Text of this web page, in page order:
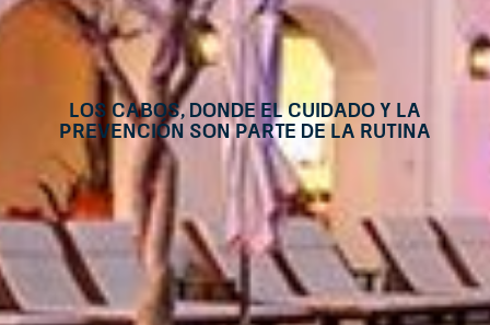
Los Cabos, donde el Cuidado y la
Prevención son Parte de la Rutina